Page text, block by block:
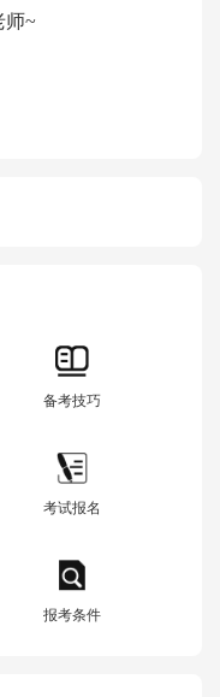
师~
备考技巧
考试报名
报考条件